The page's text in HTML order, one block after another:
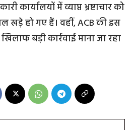
कार्यालयों में व्याप्त भ्रष्टाचार को
खड़े हो गए हैं। वहीं, ACB की इस
खिलाफ बड़ी कार्रवाई माना जा रहा